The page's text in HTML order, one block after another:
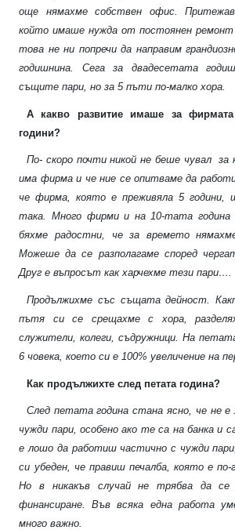
още нямахме собствен офис.
който имаше нужда от постоянен ремонт
това не ни попречи да направим
годишнина. Сега за двадесетата
същите пари, но за 5 пъти по-малко хора.
А какво развитие имаше за
години?
По- скоро почти никой не беше чувал
за
има фирма и че ние се опитваме да
че фирма, която е преживяла 5
така. Много фирми и на 10-тата година
бяхме радостни, че за времето
Можеше да се разполагаме според
Друг е въпросът как харчехме тези пари….
Продължихме със същата дейност.
пътя си се срещахме с хора,
служители, колеги, съдружници. На
6 човека, което си е 100% увеличение на
Как продължихте след петата година?
След петата година стана ясно, че не
чужди пари, особено ако те са на банка и
е лошо да работиш частично с чужди
си убеден, че правиш печалба, която е
Но в никакъв случай не трябва да се
финансиране. Във всяка една работа
много важно.